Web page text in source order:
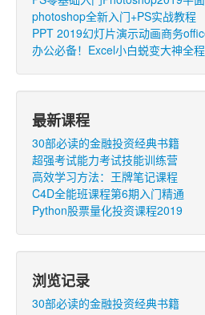
photoshop全新入门+PS实战教程
PPT 2019幻灯片演示动画商务
办公必备！Excel小白蜕变大神全
最新课程
30部必读的金融投资经典书籍
超强考试能力考试技能训练营
高效学习方法：王牌笔记课程
C4D全能班课程第6期入门精通
Python股票量化投资课程2019
浏览记录
30部必读的金融投资经典书籍